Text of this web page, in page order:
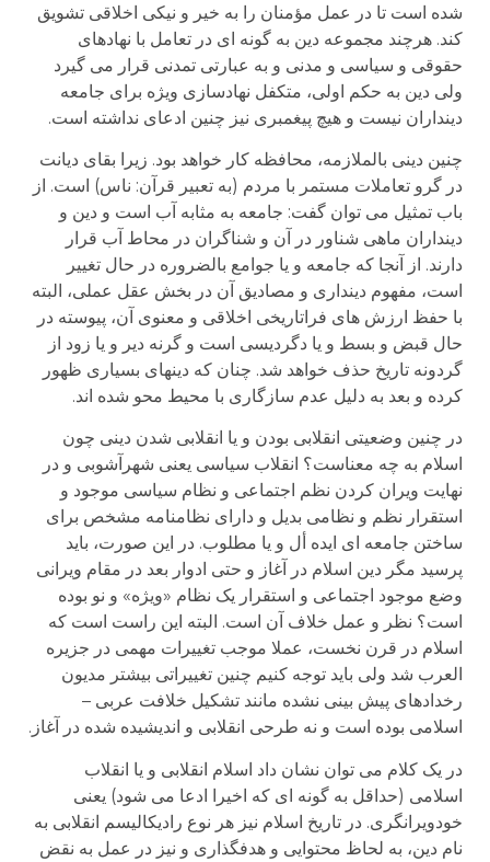
شده است تا در عمل مؤمنان را به خیر و نیکی اخلاقی تشویق
کند. هرچند مجموعه دین به گونه ای در تعامل با نهادهای
حقوقی و سیاسی و مدنی و به عبارتی تمدنی قرار می گیرد
ولی دین به حکم اولی، متکفل نهادسازی ویژه برای جامعه
دینداران نیست و هیچ پیغمبری نیز چنین ادعای نداشته است.
چنین دینی بالملازمه، محافظه کار خواهد بود. زیرا بقای دیانت
در گرو تعاملات مستمر با مردم (به تعبیر قرآن: ناس) است. از
باب تمثیل می توان گفت: جامعه به مثابه آب است و دین و
دینداران ماهی شناور در آن و شناگران در محاط آب قرار
دارند. از آنجا که جامعه و یا جوامع بالضروره در حال تغییر
است، مفهوم دینداری و مصادیق آن در بخش عقل عملی، البته
با حفظ ارزش های فراتاریخی اخلاقی و معنوی آن، پیوسته در
حال قبض و بسط و یا دگردیسی است و گرنه دیر و یا زود از
گردونه تاریخ حذف خواهد شد. چنان که دینهای بسیاری ظهور
کرده و بعد به دلیل عدم سازگاری با محیط محو شده اند.
در چنین وضعیتی انقلابی بودن و یا انقلابی شدن دینی چون
اسلام به چه معناست؟ انقلاب سیاسی یعنی شهرآشوبی و در
نهایت ویران کردن نظم اجتماعی و نظام سیاسی موجود و
استقرار نظم و نظامی بدیل و دارای نظامنامه مشخص برای
ساختن جامعه ای ایده أل و یا مطلوب. در این صورت، باید
پرسید مگر دین اسلام در آغاز و حتی ادوار بعد در مقام ویرانی
وضع موجود اجتماعی و استقرار یک نظام «ویژه» و نو بوده
است؟ نظر و عمل خلاف آن است. البته این راست است که
اسلام در قرن نخست، عملا موجب تغییرات مهمی در جزیره
العرب شد ولی باید توجه کنیم چنین تغییراتی بیشتر مدیون
رخدادهای پیش بینی نشده مانند تشکیل خلافت عربی –
اسلامی بوده است و نه طرحی انقلابی و اندیشیده شده در آغاز.
در یک کلام می توان نشان داد اسلام انقلابی و یا انقلاب
اسلامی (حداقل به گونه ای که اخیرا ادعا می شود) یعنی
خودویرانگری. در تاریخ اسلام نیز هر نوع رادیکالیسم انقلابی به
نام دین، به لحاظ محتوایی و هدفگذاری و نیز در عمل به نقض